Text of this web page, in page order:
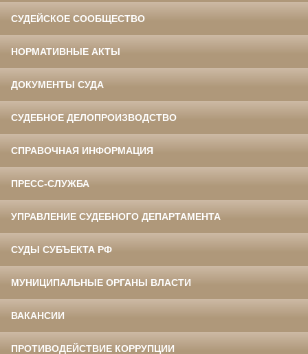
СУДЕЙСКОЕ СООБЩЕСТВО
НОРМАТИВНЫЕ АКТЫ
ДОКУМЕНТЫ СУДА
СУДЕБНОЕ ДЕЛОПРОИЗВОДСТВО
СПРАВОЧНАЯ ИНФОРМАЦИЯ
ПРЕСС-СЛУЖБА
УПРАВЛЕНИЕ СУДЕБНОГО ДЕПАРТАМЕНТА
СУДЫ СУБЪЕКТА РФ
МУНИЦИПАЛЬНЫЕ ОРГАНЫ ВЛАСТИ
ВАКАНСИИ
ПРОТИВОДЕЙСТВИЕ КОРРУПЦИИ